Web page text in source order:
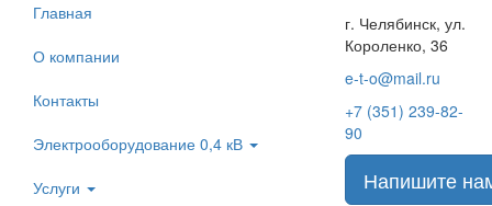
Главная
О компании
Контакты
Электрооборудование 0,4 кВ
Услуги
г. Челябинск, ул.
Короленко, 36
e-t-o@mail.ru
+7 (351) 239-82-
90
Напишите